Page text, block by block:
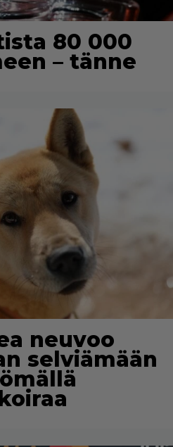
80 000
– tänne
neuvoo
selviämään